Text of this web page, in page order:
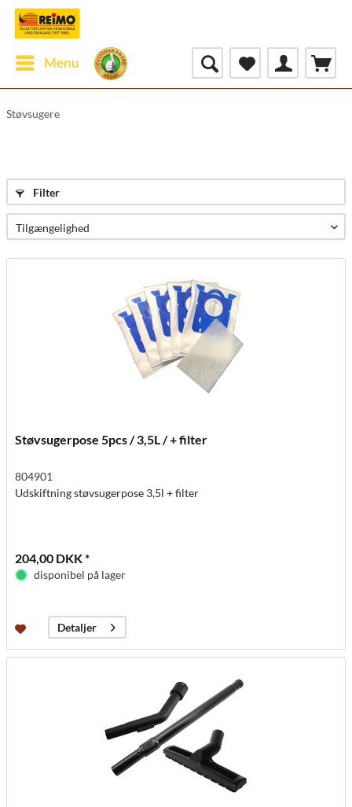
Menu
Støvsugere
Filter
Støvsugerpose 5pcs / 3,5L / + filter
804901
Udskiftning støvsugerpose 3,5l + filter
204,00 DKK *
disponibel på lager
Detaljer